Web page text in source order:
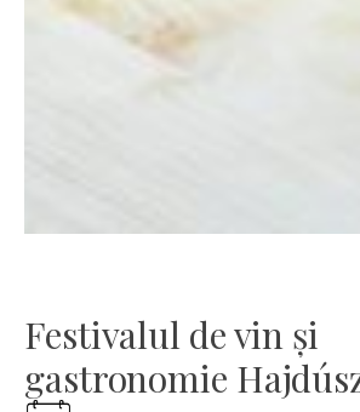
Festivalul de vin și
gastronomie